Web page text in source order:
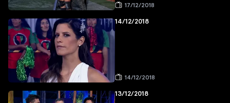
17/12/2018
14/12/2018
14/12/2018
13/12/2018